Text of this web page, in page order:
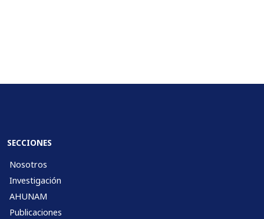
SECCIONES
Nosotros
Investigación
AHUNAM
Publicaciones